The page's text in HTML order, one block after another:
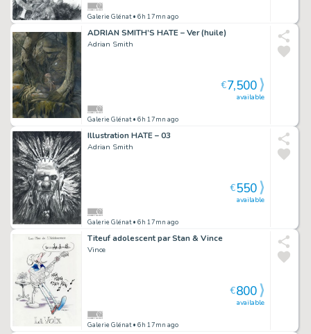
Galerie Glénat• 6h 17mn ago
ADRIAN SMITH’S HATE – Ver (huile)
Adrian Smith
Galerie Glénat• 6h 17mn ago
available
€7,500
Illustration HATE – 03
Adrian Smith
Galerie Glénat• 6h 17mn ago
available
€550
Titeuf adolescent par Stan & Vince
Vince
Galerie Glénat• 6h 17mn ago
available
€800